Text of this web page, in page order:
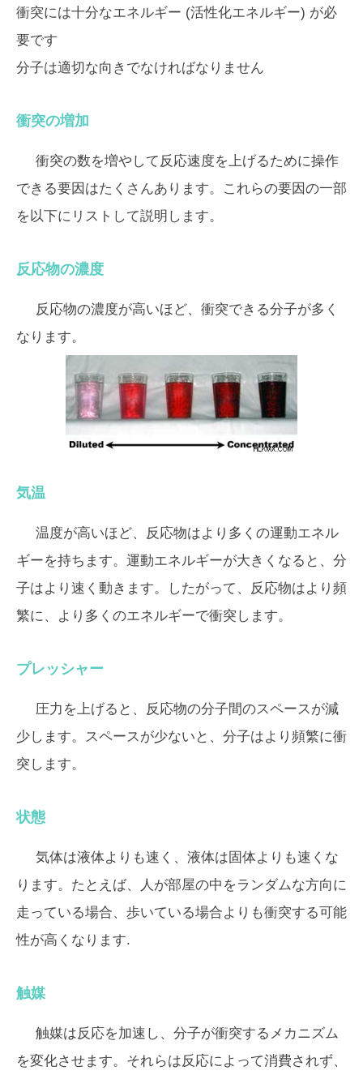
衝突には十分なエネルギー (活性化エネルギー) が必
要です
分子は適切な向きでなければなりません
衝突の増加
衝突の数を増やして反応速度を上げるために操作
できる要因はたくさんあります。これらの要因の一部
を以下にリストして説明します。
反応物の濃度
反応物の濃度が高いほど、衝突できる分子が多く
なります。
気温
温度が高いほど、反応物はより多くの運動エネル
ギーを持ちます。運動エネルギーが大きくなると、分
子はより速く動きます。したがって、反応物はより頻
繁に、より多くのエネルギーで衝突します。
プレッシャー
圧力を上げると、反応物の分子間のスペースが減
少します。スペースが少ないと、分子はより頻繁に衝
突します。
状態
気体は液体よりも速く、液体は固体よりも速くな
ります。たとえば、人が部屋の中をランダムな方向に
走っている場合、歩いている場合よりも衝突する可能
性が高くなります.
触媒
触媒は反応を加速し、分子が衝突するメカニズム
を変化させます。それらは反応によって消費されず、